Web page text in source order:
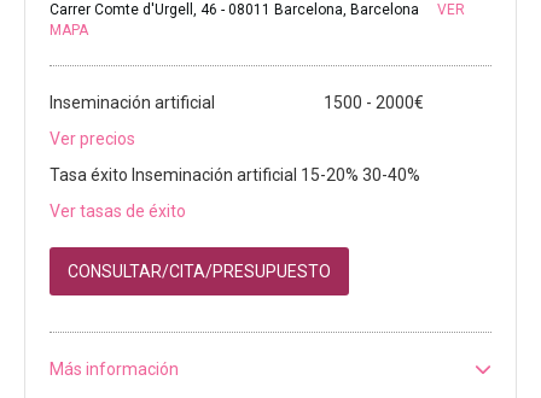
Carrer Comte d'Urgell, 46 - 08011 Barcelona, Barcelona
VER
MAPA
Inseminación artificial
1500 - 2000€
Ver precios
Tasa éxito Inseminación artificial 15-20% 30-40%
Ver tasas de éxito
CONSULTAR/CITA/PRESUPUESTO
Más información